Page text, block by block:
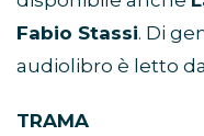
Fabio Stassi. Di
audiolibro è letto da
TRAMA